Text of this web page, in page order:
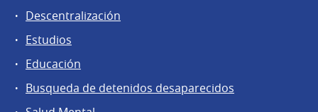
Descentralización
Estudios
Educación
Busqueda de detenidos desaparecidos